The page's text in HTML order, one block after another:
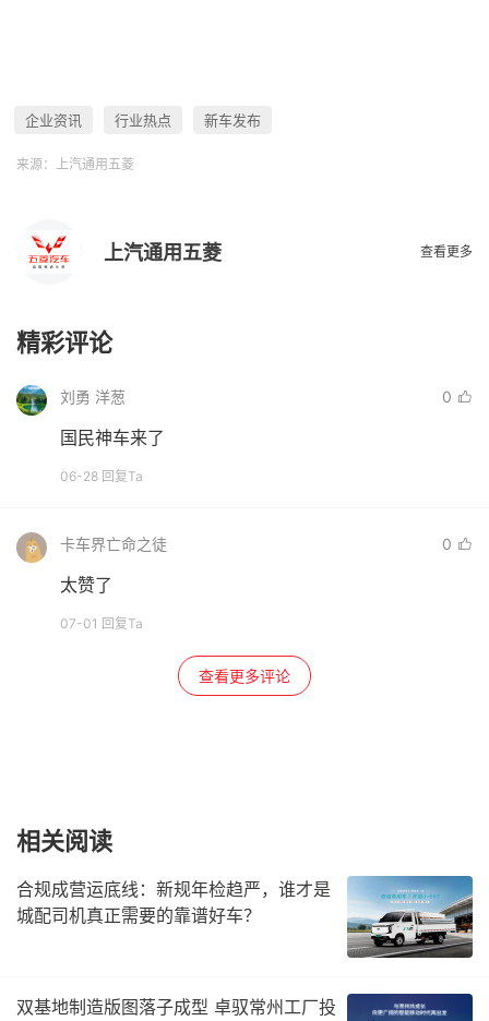
企业资讯 行业热点 新车发布
来源：上汽通用五菱
上汽通用五菱 查看更多
精彩评论
刘勇 洋葱 0
国民神车来了
06-28 回复Ta
卡车界亡命之徒 0
太赞了
07-01 回复Ta
查看更多评论
相关阅读
合规成营运底线：新规年检趋严，谁才是
城配司机真正需要的靠谱好车？
双基地制造版图落子成型 卓驭常州工厂投